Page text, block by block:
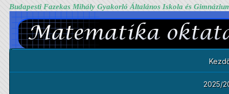
Budapesti Fazekas Mihály Gyakorló Általános Iskola és
2025/